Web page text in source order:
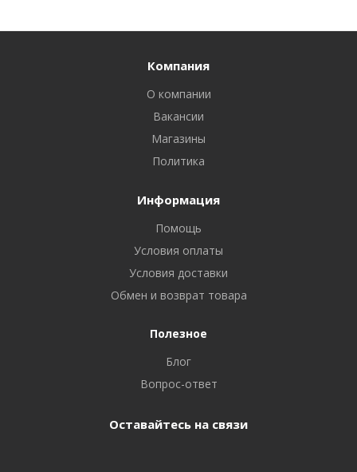
Компания
О компании
Вакансии
Магазины
Политика
Информация
Помощь
Условия оплаты
Условия доставки
Обмен и возврат товара
Полезное
Блог
Вопрос-ответ
Оставайтесь на связи